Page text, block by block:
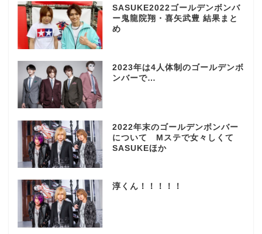
SASUKE2022ゴールデンボンバ
ー鬼龍院翔・喜矢武豊 結果まと
め
2023年は4人体制のゴールデンボ
ンバーで…
2022年末のゴールデンボンバー
について Mステで女々しくて
SASUKEほか
淳くん！！！！！